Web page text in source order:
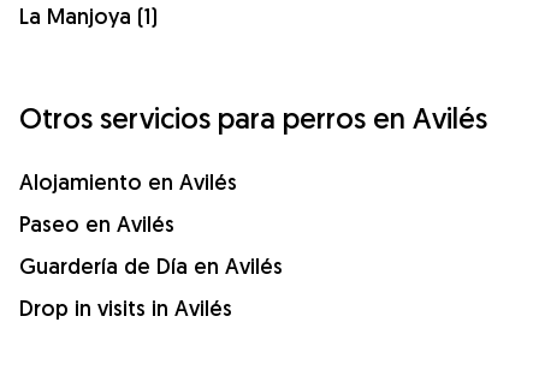
La Manjoya (1)
Otros servicios para perros en Avilés
Alojamiento en Avilés
Paseo en Avilés
Guardería de Día en Avilés
Drop in visits in Avilés